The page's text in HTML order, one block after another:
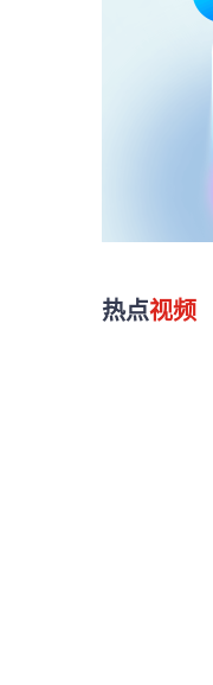
热点视频